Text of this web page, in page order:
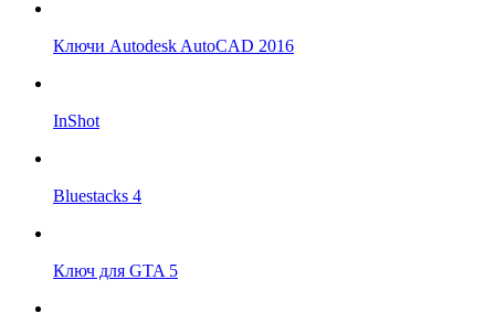
Ключи Autodesk AutoCAD 2016
InShot
Bluestacks 4
Ключ для GTA 5